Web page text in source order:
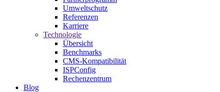
Umweltschutz
Referenzen
Karriere
Technologie
Übersicht
Benchmarks
CMS-Kompatibilität
ISPConfig
Rechenzentrum
Blog